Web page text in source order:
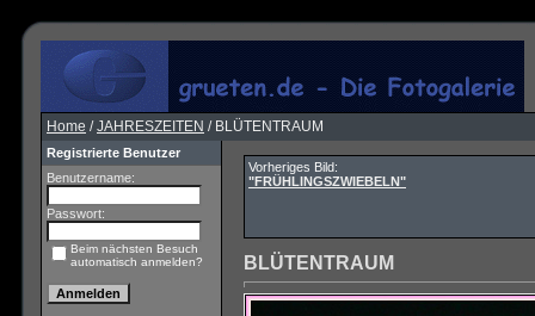
Home /JAHRESZEITEN / BLÜTENTRAUM
Registrierte Benutzer
Benutzername:
Passwort:
Beim nächsten Besuch
automatisch anmelden?
Vorheriges Bild:
"FRÜHLINGSZWIEBELN"
BLÜTENTRAUM